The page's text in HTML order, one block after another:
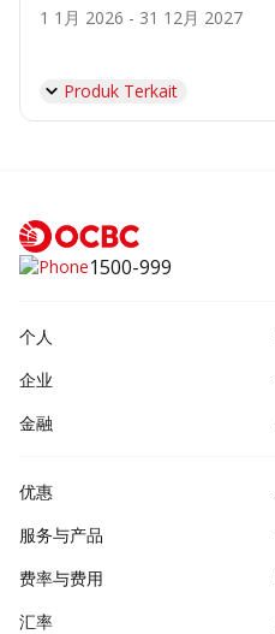
1 1月 2026 - 31 12月 2027
Produk Terkait
1500-999
个人
企业
金融
优惠
服务与产品
费率与费用
汇率